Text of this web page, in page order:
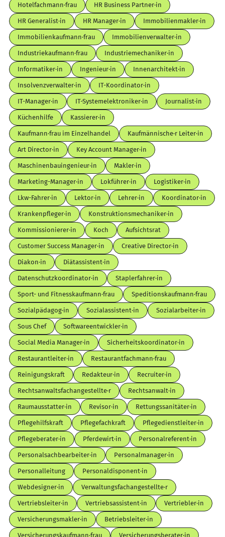
Hotelfachmann·frau HR Business Partner·in
HR Generalist·in HR Manager·in Immobilienmakler·in
Immobilienkaufmann·frau Immobilienverwalter·in
Industriekaufmann·frau Industriemechaniker·in
Informatiker·in Ingenieur·in Innenarchitekt·in
Insolvenzverwalter·in IT-Koordinator·in
IT-Manager·in IT-Systemelektroniker·in Journalist·in
Küchenhilfe Kassierer·in
Kaufmann·frau im Einzelhandel Kaufmännische·r Leiter·in
Art Director·in Key Account Manager·in
Maschinenbauingenieur·in Makler·in
Marketing-Manager·in Lokführer·in Logistiker·in
Lkw-Fahrer·in Lektor·in Lehrer·in Koordinator·in
Krankenpfleger·in Konstruktionsmechaniker·in
Kommissionierer·in Koch Aufsichtsrat
Customer Success Manager·in Creative Director·in
Diakon·in Diätassistent·in
Datenschutzkoordinator·in Staplerfahrer·in
Sport- und Fitnesskaufmann·frau Speditionskaufmann·frau
Sozialpädagog·in Sozialassistent·in Sozialarbeiter·in
Sous Chef Softwareentwickler·in
Social Media Manager·in Sicherheitskoordinator·in
Restaurantleiter·in Restaurantfachmann·frau
Reinigungskraft Redakteur·in Recruiter·in
Rechtsanwaltsfachangestellte·r Rechtsanwalt·in
Raumausstatter·in Revisor·in Rettungssanitäter·in
Pflegehilfskraft Pflegefachkraft Pflegedienstleiter·in
Pflegeberater·in Pferdewirt·in Personalreferent·in
Personalsachbearbeiter·in Personalmanager·in
Personalleitung Personaldisponent·in
Webdesigner·in Verwaltungsfachangestellte·r
Vertriebsleiter·in Vertriebsassistent·in Vertriebler·in
Versicherungsmakler·in Betriebsleiter·in
Versicherungskaufmann·frau Versicherungsberater·in